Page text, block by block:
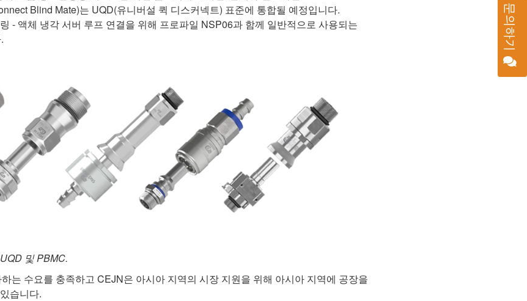
문의하기
Blind Mate)는 UQD(유니버설 퀵 디스커넥트) 표준에 통합될 예정입니다.
- 액체 냉각 서버 루프 연결을 위해 프로파일 NSP06과 함께 일반적으로 사용되는
및 PBMC.
는 수요를 충족하고 CEJN은 아시아 지역의 시장 지원을 위해 아시아 지역에 공장을
습니다.